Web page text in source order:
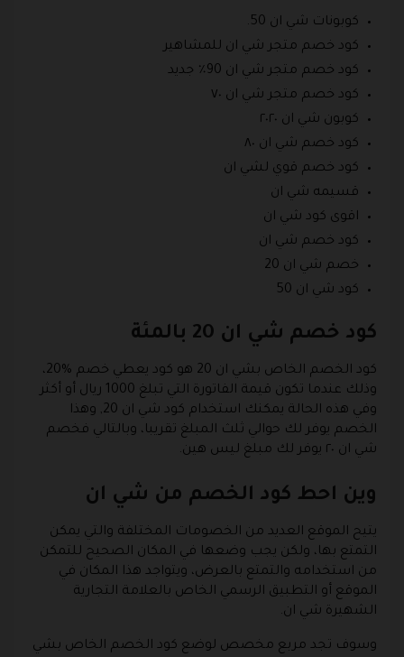
كوبونات شي ان 50.
كود خصم متجر شي ان للمشاهير
كود خصم متجر شي ان 90٪ جديد
كود خصم متجر شي ان ٧٠
كوبون شي ان ٢٠٢٠
كود خصم شي ان ٨٠
كود خصم قوي لشي ان
قسيمه شي ان
اقوى كود شي ان
كود خصم شي ان
خصم شي ان 20
كود شي ان 50
كود خصم شي ان 20 بالمئة
كود الخصم الخاص بشي ان 20 هو كود يعطي خصم %20،
وذلك عندما تكون قيمة الفاتورة التي تبلغ 1000 ريال أو أكثر
وفي هذه الحالة يمكنك استخدام كود شي ان 20, وهذا
الخصم يوفر لك حوالي ثلث المبلغ تقريبا، وبالتالي فخصم
شي ان ٢٠ يوفر لك مبلغ ليس هين.
وين احط كود الخصم من شي ان
يتيح الموقع العديد من الخصومات المختلفة والتي يمكن
التمتع بها، ولكن يجب وضعها في المكان الصحيح للتمكن
من استخدامه والتمتع بالعرض، ويتواجد هذا المكان في
الموقع أو التطبيق الرسمي الخاص بالعلامة التجارية
الشهيرة شي ان.
وسوف تجد مربع مخصص لوضع كود الخصم الخاص بشي